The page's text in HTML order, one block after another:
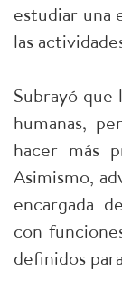
estudiar una
las
Subrayó que
humanas,
hacer más
Asimismo,
encargada
con
definidos